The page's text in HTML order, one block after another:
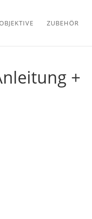
ZUBEHÖR
+